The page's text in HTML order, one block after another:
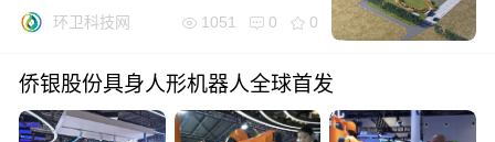
环卫科技网 1051 0 0
侨银股份具身人形机器人全球首发